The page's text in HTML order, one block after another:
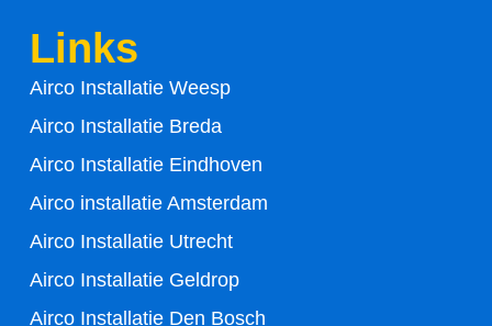
o
k
-
f
Links
Airco Installatie Weesp
Airco Installatie Breda
Airco Installatie Eindhoven
Airco installatie Amsterdam
Airco Installatie Utrecht
Airco Installatie Geldrop
Airco Installatie Den Bosch